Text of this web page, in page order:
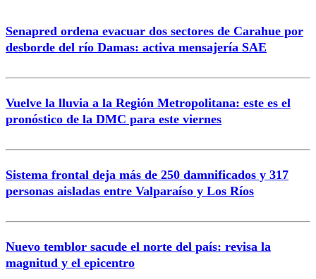
Correo
Enviar comentario
Senapred ordena evacuar dos sectores de Carahue por
desborde del río Damas: activa mensajería SAE
Vuelve la lluvia a la Región Metropolitana: este es el
pronóstico de la DMC para este viernes
Sistema frontal deja más de 250 damnificados y 317
personas aisladas entre Valparaíso y Los Ríos
Nuevo temblor sacude el norte del país: revisa la
magnitud y el epicentro